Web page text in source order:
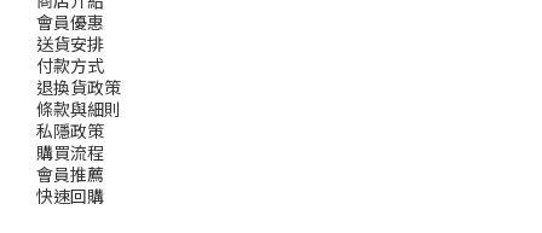
會員優惠
送貨安排
付款方式
退換貨政策
條款與細則
私隱政策
購買流程
會員推薦
快速回購